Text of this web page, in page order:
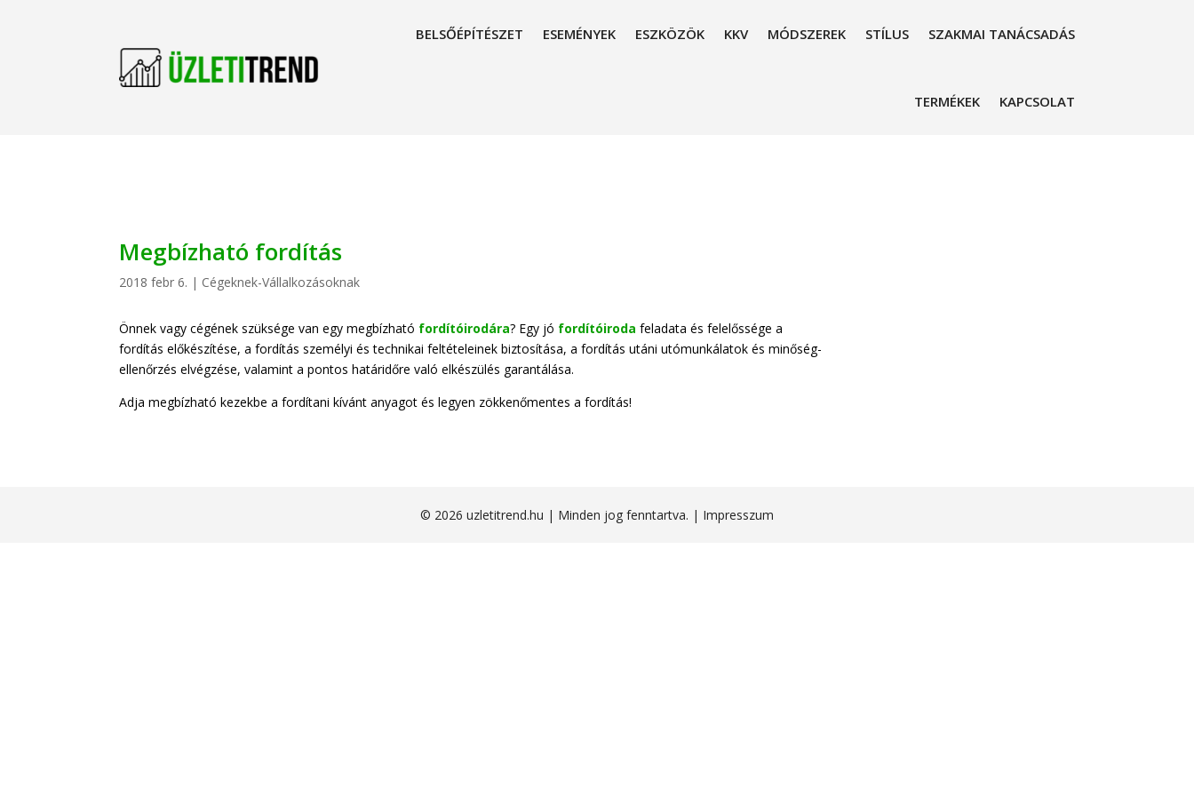
BELSŐÉPÍTÉSZET ESEMÉNYEK ESZKÖZÖK KKV MÓDSZEREK STÍLUS SZAKMAI TANÁCSADÁS
TERMÉKEK KAPCSOLAT
Megbízható fordítás
2018 febr 6. | Cégeknek-Vállalkozásoknak
Önnek vagy cégének szüksége van egy megbízható fordítóirodára? Egy jó fordítóiroda feladata és felelőssége a
fordítás előkészítése, a fordítás személyi és technikai feltételeinek biztosítása, a fordítás utáni utómunkálatok és minőség-
ellenőrzés elvégzése, valamint a pontos határidőre való elkészülés garantálása.
Adja megbízható kezekbe a fordítani kívánt anyagot és legyen zökkenőmentes a fordítás!
© 2026 uzletitrend.hu | Minden jog fenntartva. | Impresszum